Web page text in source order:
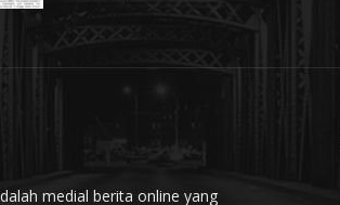
medial berita online yang